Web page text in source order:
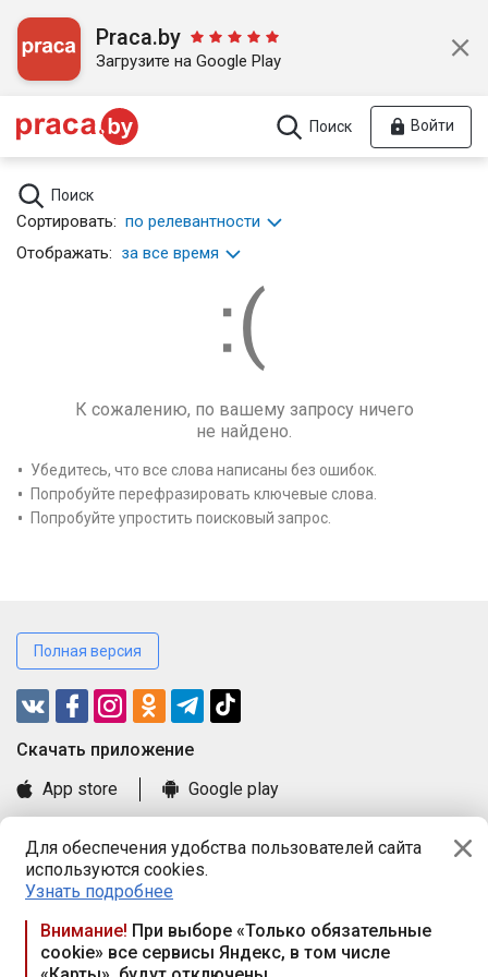
Для обеспечения удобства пользователей сайта
используются cookies.
Узнать подробнее
Внимание! При выборе «Только обязательные
cookie» все сервисы Яндекс, в том числе
Praca.by
Загрузите на Google Play
Поиск Войти
Поиск
Сортировать: по релевантности
Отображать: за все время
К сожалению, по вашему запросу ничего
не найдено.
Убедитесь, что все слова написаны без ошибок.
Попробуйте перефразировать ключевые слова.
Попробуйте упростить поисковый запрос.
Полная версия
Cкачать приложение
App store
Google play
Книга замечаний и предложений
Правила и документы
Praca.by © 2000—2026, ООО «ПРАЦА БАЙ»
Республика Беларусь, 220114, г. Минск, пр-т Независимости
117а, пом. № 9.